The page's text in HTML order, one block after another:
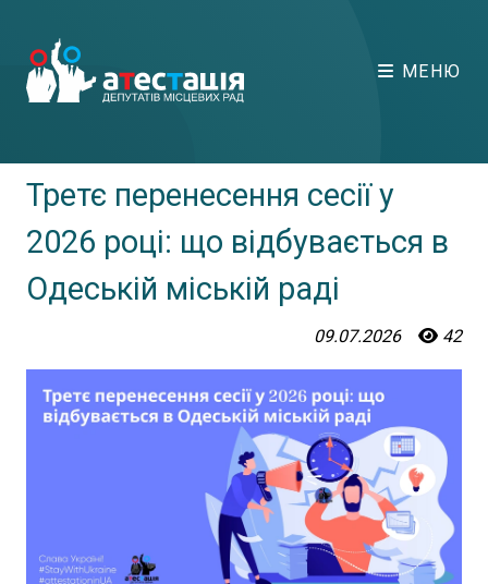
МЕНЮ
Третє перенесення сесії у
2026 році: що відбувається в
Одеській міській раді
09.07.2026 42